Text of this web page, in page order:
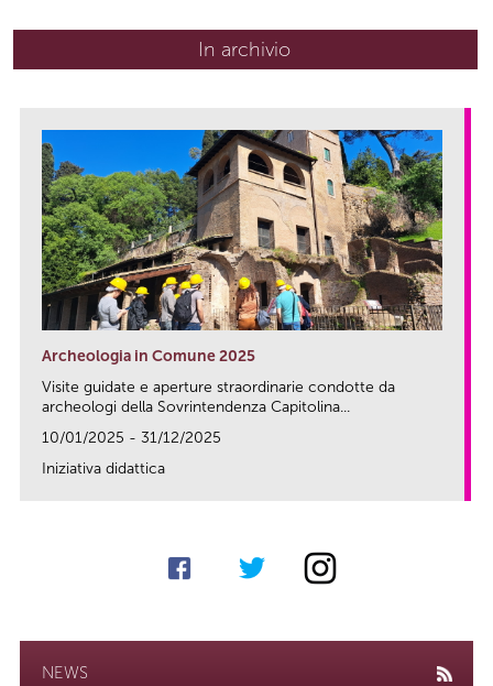
In archivio
Archeologia in Comune 2025
Visite guidate e aperture straordinarie condotte da
archeologi della Sovrintendenza Capitolina...
10/01/2025 - 31/12/2025
Iniziativa didattica
NEWS